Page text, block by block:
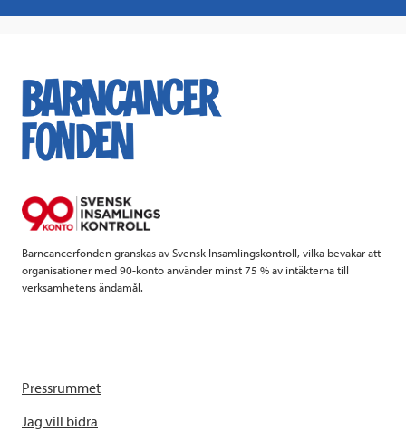
a
e
b
k
w
t
t
i
k
e
a
Barncancerfonden granskas av Svensk Insamlingskontroll, vilka bevakar att
organisationer med 90-konto använder minst 75 % av intäkterna till
verksamhetens ändamål.
Pressrummet
Jag vill bidra